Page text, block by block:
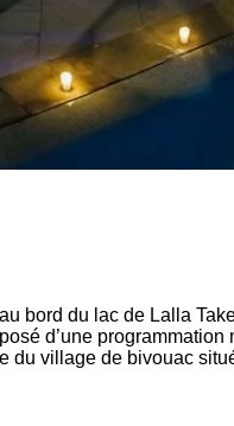
bord du lac de Lalla
d’une
du village de bivouac